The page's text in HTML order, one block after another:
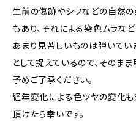
生前の傷跡やシワなどの自然
もあり、それによる染色ムラなど
あまり見苦しいものは弾いて
として捉えているので、そのま
予めご了承ください。
経年変化による色ツヤの変化も
頂けたら幸いです。